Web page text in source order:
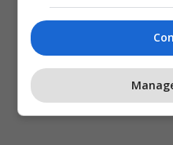
Ministria E Shëndetësisë - Mk
Azir Aliu